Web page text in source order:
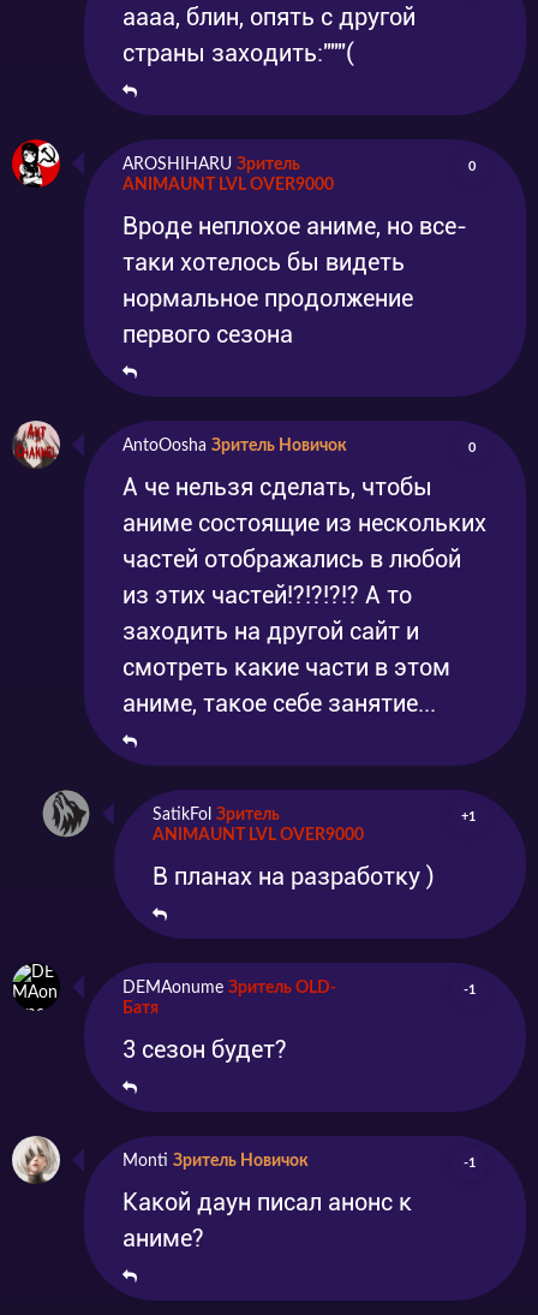
сами. Смотреть и скачать аниме Хранитель
вечности: Волшебный! Учитель! Нэгима! 2
можно у нас в хорошем качестве
аааа, блин, опять с другой
страны заходить:"""(
AROSHIHARU Зритель
ANIMAUNT LVL OVER9000
0
Вроде неплохое аниме, но все-
таки хотелось бы видеть
нормальное продолжение
первого сезона
AntoOosha Зритель Новичок 0
А че нельзя сделать, чтобы
аниме состоящие из нескольких
частей отображались в любой
из этих частей!?!?!?!? А то
заходить на другой сайт и
смотреть какие части в этом
аниме, такое себе занятие...
SatikFol Зритель
ANIMAUNT LVL OVER9000
+1
В планах на разработку )
DEMAonume Зритель OLD-
Батя
-1
3 сезон будет?
Monti Зритель Новичок -1
Какой даун писал анонс к
аниме?